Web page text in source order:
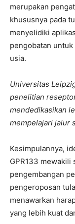
merupakan
khususnya pada
menyelidiki
pengobatan
usia.
Universitas
penelitian
mendedikasikan
mempelajari jalur
Kesimpulannya,
GPR133 mewakili
pengembangan
pengeroposan
menawarkan
yang lebih kuat